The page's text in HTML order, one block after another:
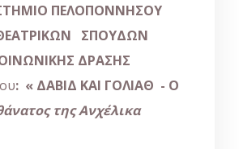
ΠΕΛΟΠΟΝΝΗΣΟΥ
ΣΠΟΥΔΩΝ
ΔΡΑΣΗΣ
: « ΔΑΒΙΔ ΚΑΙ ΓΟΛΙΑΘ - Ο
της Ανχέλικα